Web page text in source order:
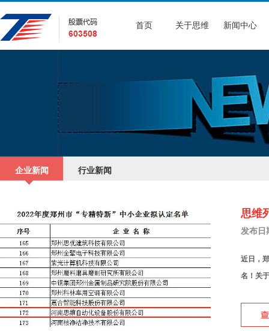
首页 关于思维 新闻中心
企业新闻 行业新闻
思维
发布日
近日，
名！关